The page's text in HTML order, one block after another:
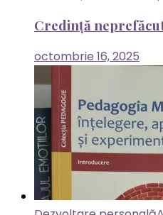
Credință
octombrie 16, 2025